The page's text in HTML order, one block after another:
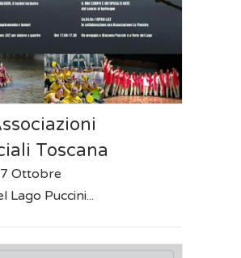
Toscana
Ottobre
Lago Puccini...